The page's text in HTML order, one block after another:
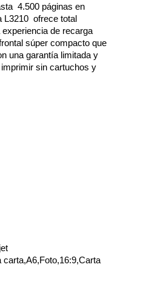
4.500 páginas en
L3210 ofrece total
de recarga
súper compacto que
una garantía limitada y
sin cartuchos y